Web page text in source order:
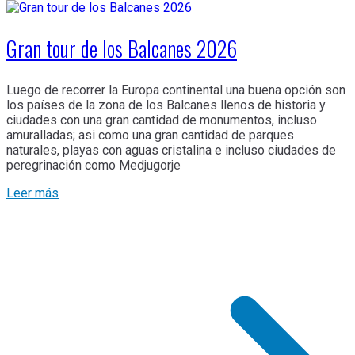
Gran tour de los Balcanes 2026
Luego de recorrer la Europa continental una buena opción son
los países de la zona de los Balcanes llenos de historia y
ciudades con una gran cantidad de monumentos, incluso
amuralladas; asi como una gran cantidad de parques
naturales, playas con aguas cristalina e incluso ciudades de
peregrinación como Medjugorje
Leer más